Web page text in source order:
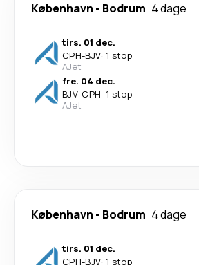
København - Bodrum 4 dage
tirs. 01 dec.
CPH-BJV· 1 stop
AJet
fre. 04 dec.
BJV-CPH· 1 stop
AJet
København - Bodrum 4 dage
tirs. 01 dec.
CPH-BJV· 1 stop